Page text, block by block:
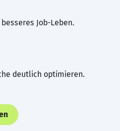
Job-Leben.
deutlich optimieren.